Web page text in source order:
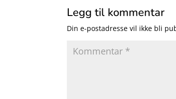
Legg til kommentar
Din e-postadresse vil ikke bli